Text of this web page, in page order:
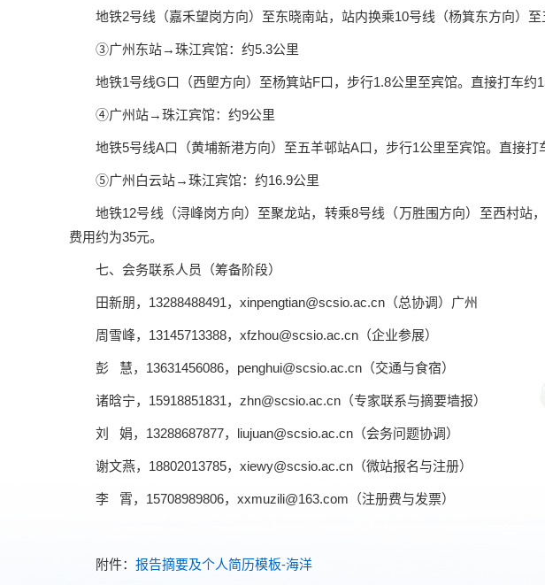
地铁2号线（嘉禾望岗方向）至东晓南站，站内换乘10号线（杨箕东方向）
③广州东站→珠江宾馆：约5.3公里
地铁1号线G口（西塱方向）至杨箕站F口，步行1.8公里至宾馆。直接打车约
④广州站→珠江宾馆：约9公里
地铁5号线A口（黄埔新港方向）至五羊邨站A口，步行1公里至宾馆。直接打
⑤广州白云站→珠江宾馆：约16.9公里
地铁12号线（浔峰岗方向）至聚龙站，转乘8号线（万胜围方向）至西村
费用约为35元。
七、会务联系人员（筹备阶段）
田新朋，13288488491，xinpengtian@scsio.ac.cn（总协调）广州
周雪峰，13145713388，xfzhou@scsio.ac.cn（企业参展）
彭 慧，13631456086，penghui@scsio.ac.cn（交通与食宿）
诸晗宁，15918851831，zhn@scsio.ac.cn（专家联系与摘要墙报）
刘 娟，13288687877，liujuan@scsio.ac.cn（会务问题协调）
谢文燕，18802013785，xiewy@scsio.ac.cn（微站报名与注册）
李 霄，15708989806，xxmuzili@163.com（注册费与发票）
附件： 报告摘要及个人简历模板-海洋